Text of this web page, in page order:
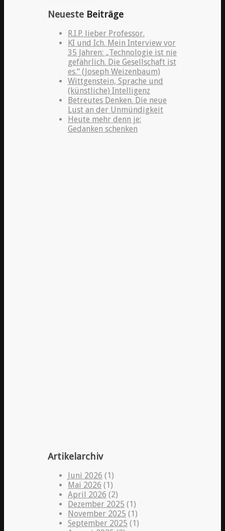
Neueste Beiträge
R.I.P. lieber Professor.
KI und Ich. Mein Interview vor
35 Jahren: „Technologie ist nie
gefährlich. Die Gesellschaft ist
es.“ (Joseph Weizenbaum)
Wittgenstein, Sprache und
(künstliche) Intelligenz
Betreutes Denken. Die neue
Lust an der Unmündigkeit
Heute mehr denn je:
Gedanken schenken
Artikelarchiv
Juni 2026 (1)
Mai 2026 (1)
April 2026 (2)
Dezember 2025 (1)
November 2025 (1)
September 2025 (1)